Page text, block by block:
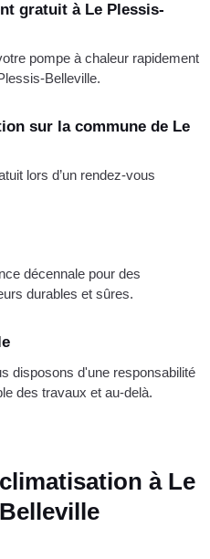
gratuit à Le Plessis-
pompe à chaleur rapidement
Belleville.
sur la commune de Le
lors d’un rendez-vous
décennale pour des
durables et sûres.
disposons d'une responsabilité
des travaux et au-delà.
à Le